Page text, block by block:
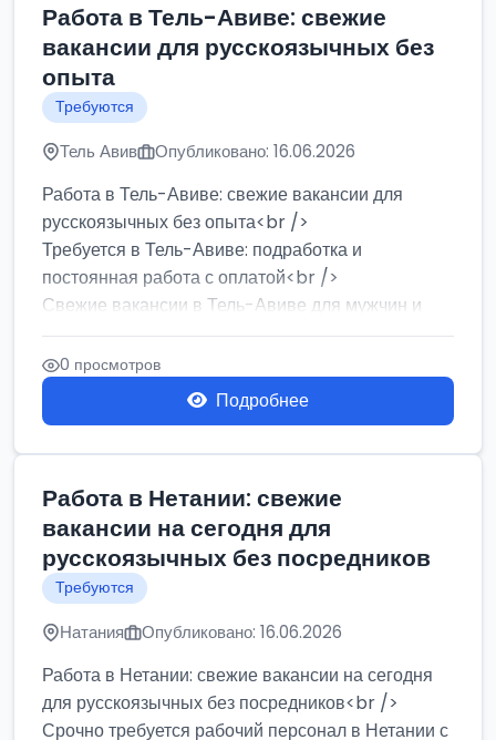
Работа в Тель-Авиве: свежие
вакансии для русскоязычных без
опыта
Требуются
Тель Авив Опубликовано: 16.06.2026
Работа в Тель-Авиве: свежие вакансии для
русскоязычных без опыта<br />
Требуется в Тель-Авиве: подработка и
постоянная работа с оплатой<br />
Свежие вакансии в Тель-Авиве для мужчин и
женщин от хозя...
0 просмотров
Подробнее
Работа в Нетании: свежие
вакансии на сегодня для
русскоязычных без посредников
Требуются
Натания Опубликовано: 16.06.2026
Работа в Нетании: свежие вакансии на сегодня
для русскоязычных без посредников<br />
Срочно требуется рабочий персонал в Нетании с